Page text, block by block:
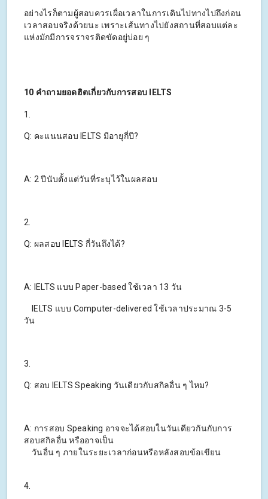
อย่างไรก็ตามผู้สอบควรเผื่อเวลาในการเดินไปทางไปถึงก่อน
เวลาสอบจริงด้วยนะ เพราะเส้นทางไปยังสถานที่สอบแต่ละ
แห่งมักมีการจราจรติดขัดอยู่บ่อย ๆ
10 คำถามยอดฮิตเกี่ยวกับการสอบ IELTS
1.
Q: คะแนนสอบ IELTS มีอายุกี่ปี?
A: 2 ปีนับตั้งแต่วันที่ระบุไว้ในผลสอบ
2.
Q: ผลสอบ IELTS กี่วันถึงได้?
A: IELTS แบบ Paper-based ใช้เวลา 13 วัน
IELTS แบบ Computer-delivered ใช้เวลาประมาณ 3-5
วัน
3.
Q: สอบ IELTS Speaking วันเดียวกับสกิลอื่น ๆ ไหม?
A: การสอบ Speaking อาจจะได้สอบในวันเดียวกันกับการ
สอบสกิลอื่น หรืออาจเป็น
วันอื่น ๆ ภายในระยะเวลาก่อนหรือหลังสอบข้อเขียน
4.